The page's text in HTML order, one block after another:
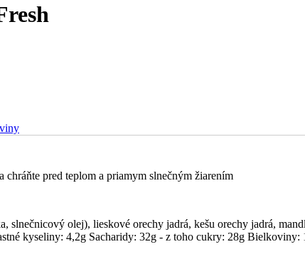
chráňte pred teplom a priamym slnečným žiarením
slnečnicový olej), lieskové orechy jadrá, kešu orechy jadrá,
kyseliny: 4,2g Sacharidy: 32g - z toho cukry: 28g